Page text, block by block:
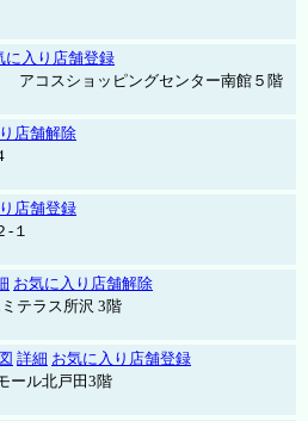
に入り店舗登録
アコスショッピングセンター南館５階
店舗解除
店舗登録
-１
お気に入り店舗解除
テラス所沢 3階
詳細 お気に入り店舗登録
ール北戸田3階